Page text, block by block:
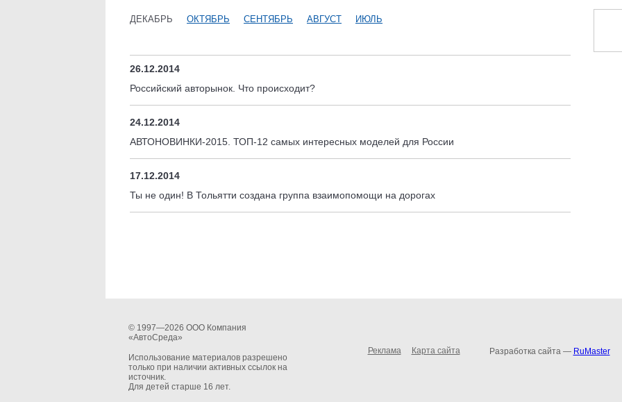
ДЕКАБРЬ ОКТЯБРЬ СЕНТЯБРЬ АВГУСТ ИЮЛЬ
26.12.2014
Российский авторынок. Что происходит?
24.12.2014
АВТОНОВИНКИ-2015. ТОП-12 самых интересных моделей для России
17.12.2014
Ты не один! В Тольятти создана группа взаимопомощи на дорогах
© 1997—2026 ООО Компания
«АвтоСреда»
Использование материалов разрешено
только при наличии активных ссылок на
источник.
Для детей старше 16 лет.
Реклама Карта сайта Разработка сайта — RuMaster